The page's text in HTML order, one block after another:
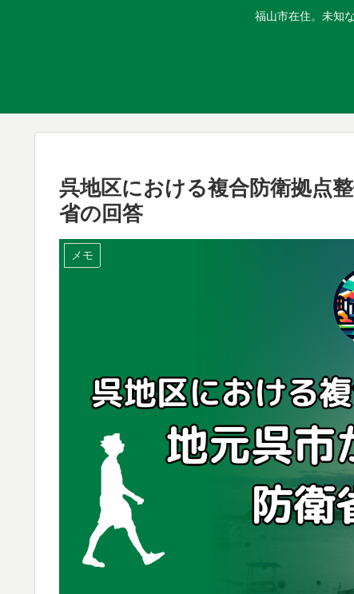
福山市在住。未知
呉地区における複合防衛拠点
省の回答
メモ